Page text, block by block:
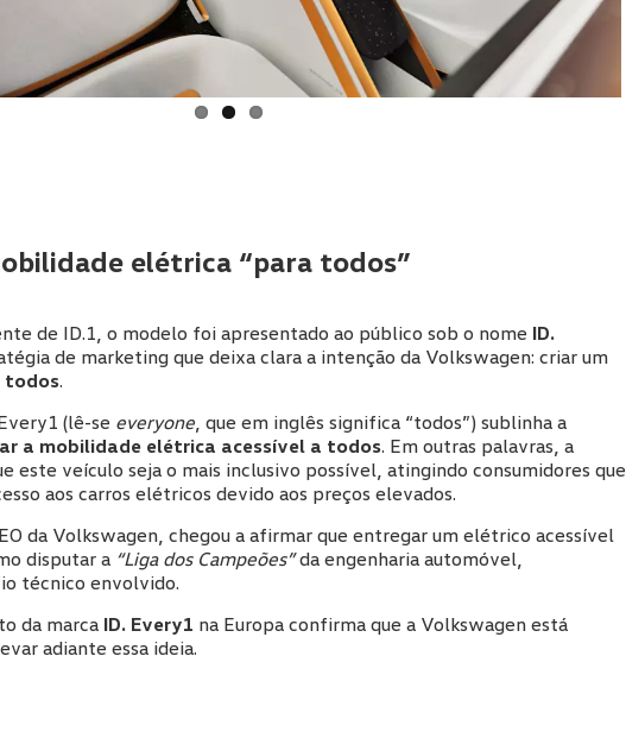
elétrica “para todos”
de ID.1, o modelo foi apresentado ao público sob o nome ID.
de marketing que deixa clara a intenção da Volkswagen: criar um
todos.
(lê-se everyone, que em inglês significa “todos”) sublinha a
a mobilidade elétrica acessível a todos. Em outras palavras, a
este veículo seja o mais inclusivo possível, atingindo consumidores que
aos carros elétricos devido aos preços elevados.
da Volkswagen, chegou a afirmar que entregar um elétrico acessível
disputar a “Liga dos Campeões”da engenharia automóvel,
técnico envolvido.
da marca ID. Every1 na Europa confirma que a Volkswagen está
adiante essa ideia.